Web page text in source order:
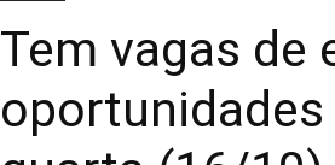
Tem vagas de